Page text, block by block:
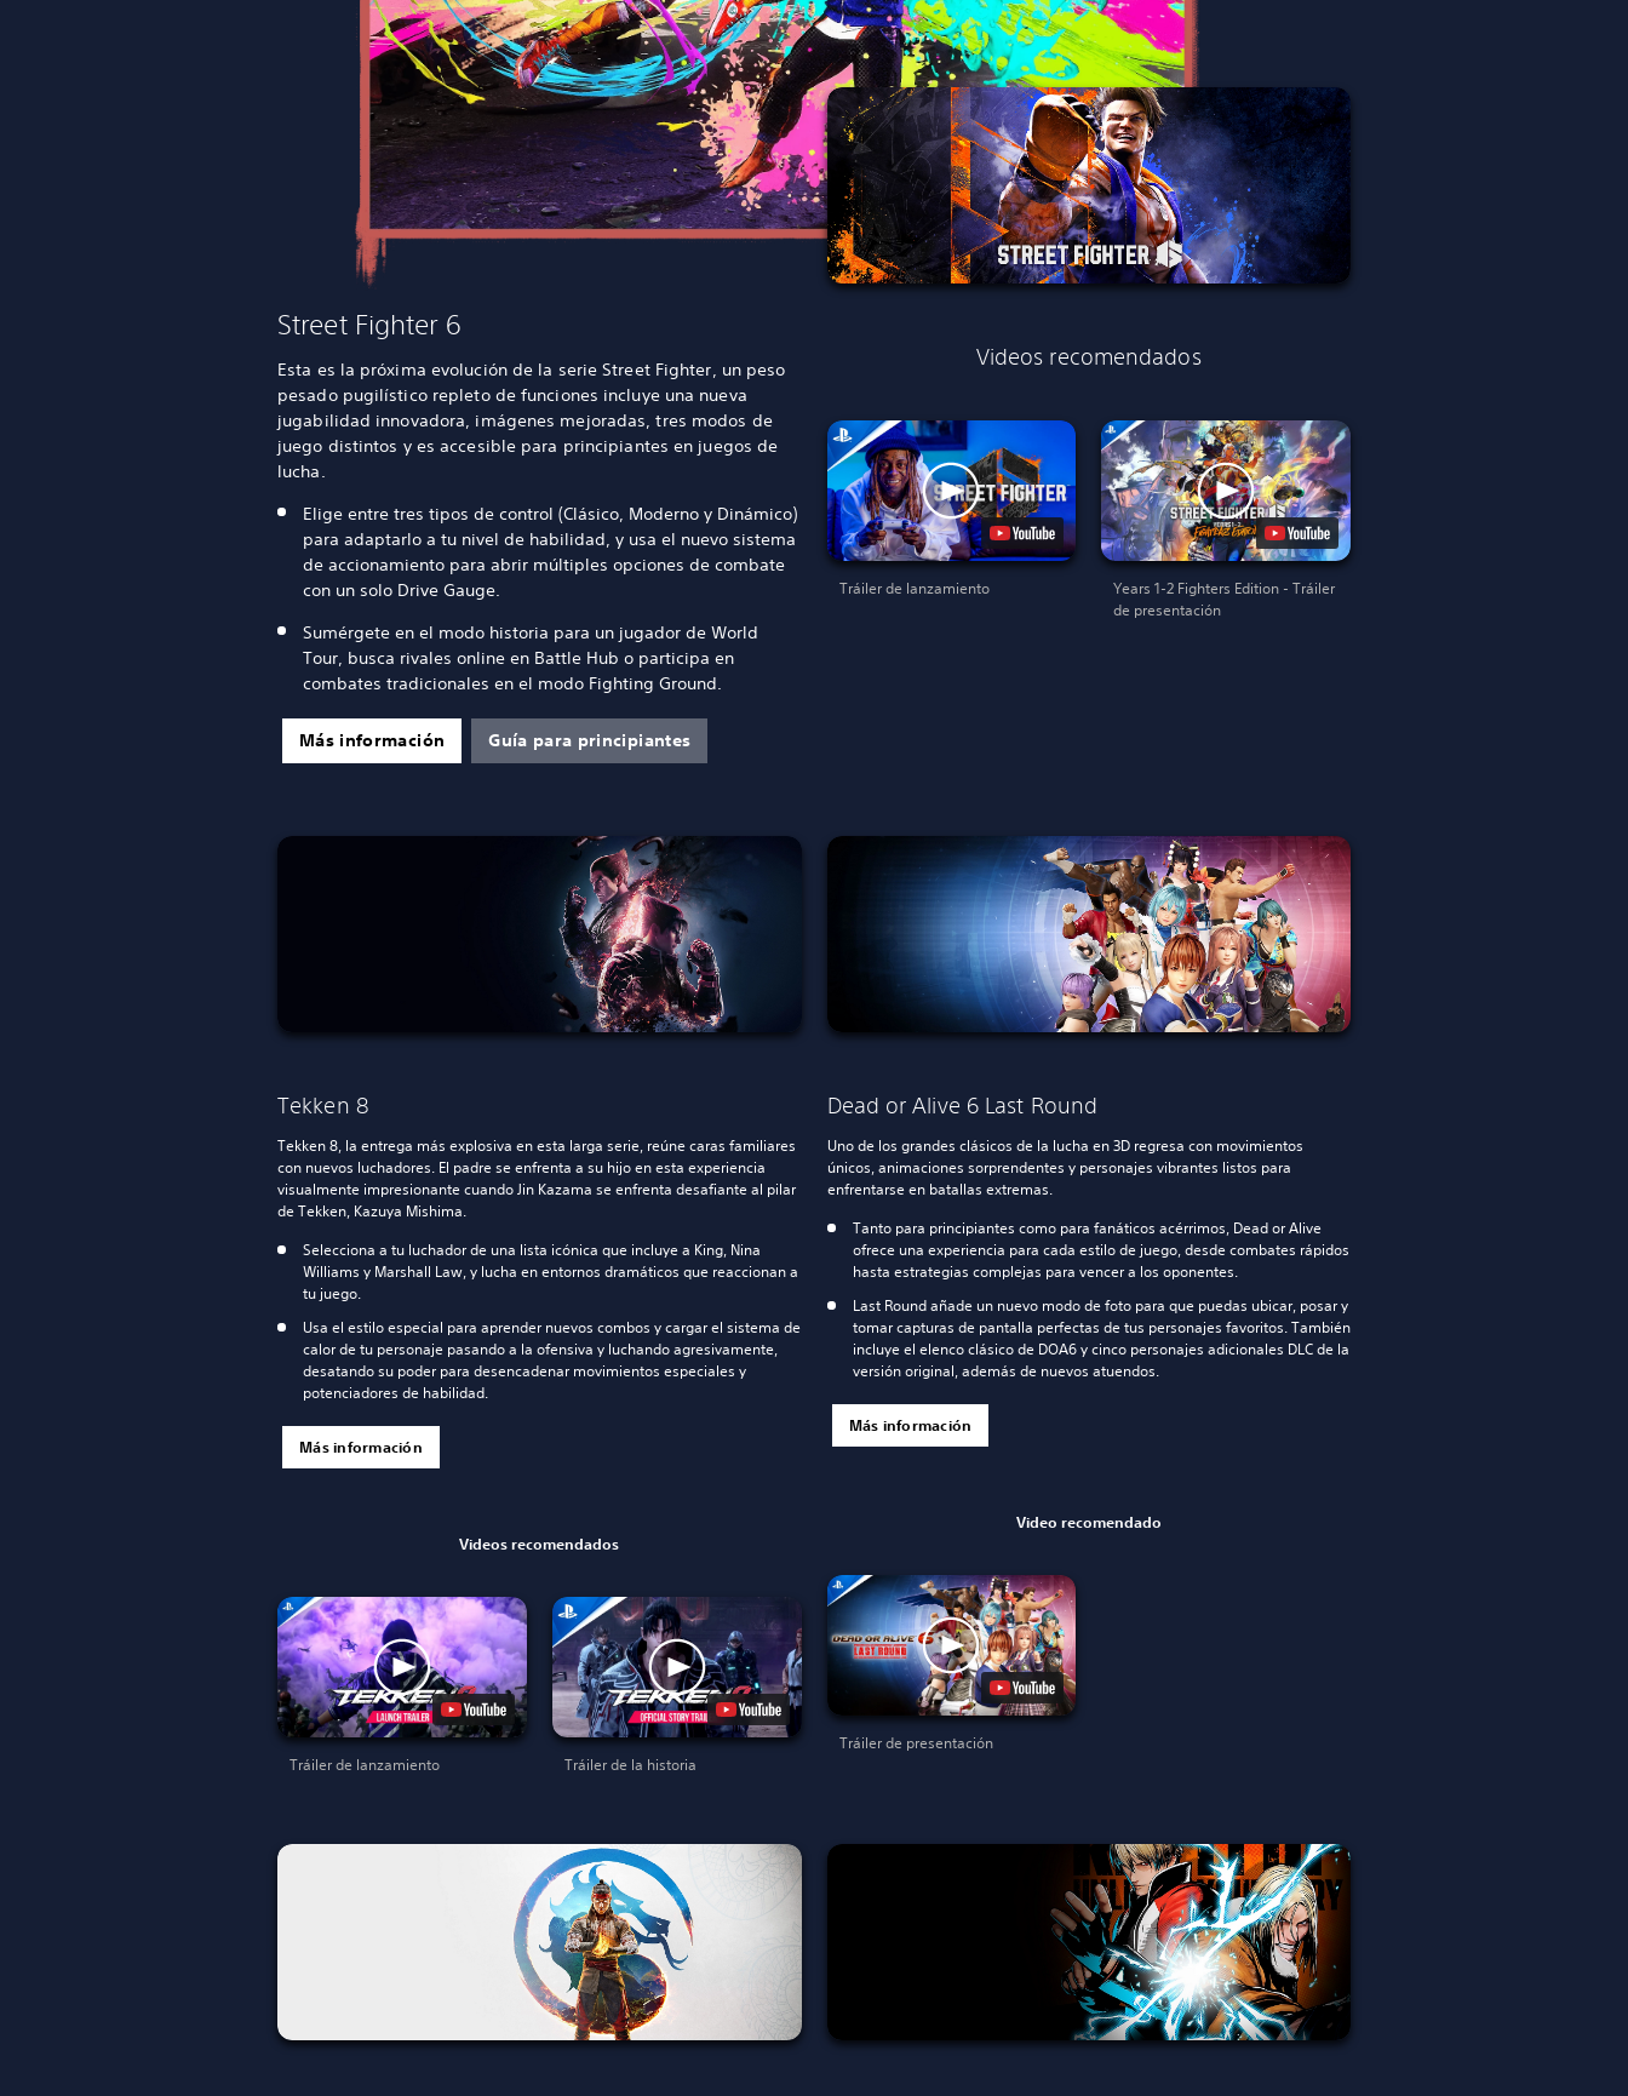
Street Fighter 6
Esta es la próxima evolución de la serie Street Fighter, un peso
pesado pugilístico repleto de funciones incluye una nueva
jugabilidad innovadora, imágenes mejoradas, tres modos de
juego distintos y es accesible para principiantes en juegos de
lucha.
Elige entre tres tipos de control (Clásico, Moderno y Dinámico)
para adaptarlo a tu nivel de habilidad, y usa el nuevo sistema
de accionamiento para abrir múltiples opciones de combate
con un solo Drive Gauge.
Sumérgete en el modo historia para un jugador de World
Tour, busca rivales online en Battle Hub o participa en
combates tradicionales en el modo Fighting Ground.
Más información Guía para principiantes
Videos recomendados
Tráiler de lanzamiento
Years 1-2 Fighters Edition - Tráiler
de presentación
Tekken 8
Tekken 8, la entrega más explosiva en esta larga serie, reúne caras familiares
con nuevos luchadores. El padre se enfrenta a su hijo en esta experiencia
visualmente impresionante cuando Jin Kazama se enfrenta desafiante al pilar
de Tekken, Kazuya Mishima.
Selecciona a tu luchador de una lista icónica que incluye a King, Nina
Williams y Marshall Law, y lucha en entornos dramáticos que reaccionan a
tu juego.
Usa el estilo especial para aprender nuevos combos y cargar el sistema de
calor de tu personaje pasando a la ofensiva y luchando agresivamente,
desatando su poder para desencadenar movimientos especiales y
potenciadores de habilidad.
Más información
Videos recomendados
Tráiler de lanzamiento Tráiler de la historia
Dead or Alive 6 Last Round
Uno de los grandes clásicos de la lucha en 3D regresa con movimientos
únicos, animaciones sorprendentes y personajes vibrantes listos para
enfrentarse en batallas extremas.
Tanto para principiantes como para fanáticos acérrimos, Dead or Alive
ofrece una experiencia para cada estilo de juego, desde combates rápidos
hasta estrategias complejas para vencer a los oponentes.
Last Round añade un nuevo modo de foto para que puedas ubicar, posar y
tomar capturas de pantalla perfectas de tus personajes favoritos. También
incluye el elenco clásico de DOA6 y cinco personajes adicionales DLC de la
versión original, además de nuevos atuendos.
Más información
Video recomendado
Tráiler de presentación